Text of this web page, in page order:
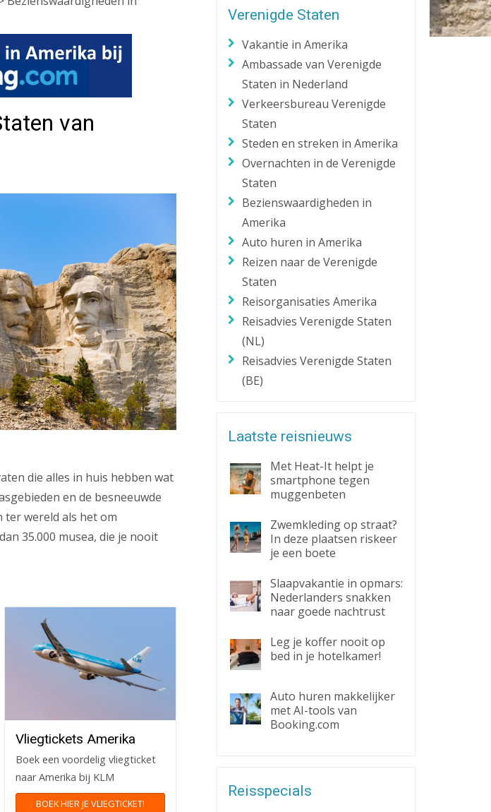
Zaklantaarn
van
die alles in huis hebben wat
en de besneeuwde
ter wereld als het om
35.000 musea, die je nooit
Vliegtickets Amerika
Boek een voordelig vliegticket
naar Amerika bij KLM
BOEK HIER JE VLIEGTICKET!
Verenigde Staten
Vakantie in Amerika
Ambassade van Verenigde
Staten in Nederland
Verkeersbureau Verenigde
Staten
Steden en streken in Amerika
Overnachten in de Verenigde
Staten
Bezienswaardigheden in
Amerika
Auto huren in Amerika
Reizen naar de Verenigde
Staten
Reisorganisaties Amerika
Reisadvies Verenigde Staten
(NL)
Reisadvies Verenigde Staten
(BE)
Laatste reisnieuws
Met Heat-It helpt je
smartphone tegen
muggenbeten
Zwemkleding op straat?
In deze plaatsen riskeer
je een boete
Slaapvakantie in opmars:
Nederlanders snakken
naar goede nachtrust
Leg je koffer nooit op
bed in je hotelkamer!
Auto huren makkelijker
met AI-tools van
Booking.com
Reisspecials